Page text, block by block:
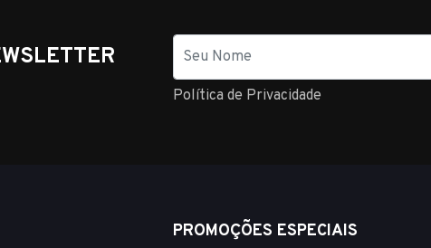
Nome
Política de Privacidade
PROMOÇÕES ESPECIAIS